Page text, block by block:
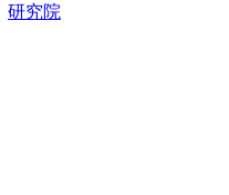
研究院